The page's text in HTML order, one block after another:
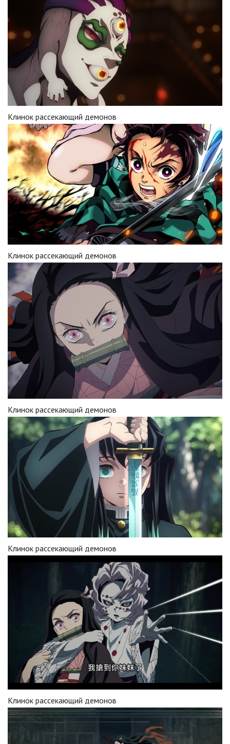
Клинок рассекающий демонов
Клинок рассекающий демонов
Клинок рассекающий демонов
Клинок рассекающий демонов
Клинок рассекающий демонов